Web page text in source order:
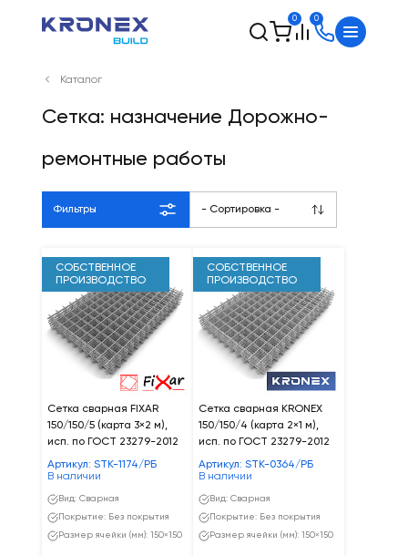
0 0
Каталог
Сетка: назначение Дорожно-
ремонтные работы
Фильтры - Сортировка -
СОБСТВЕННОЕ
ПРОИЗВОДСТВО
Сетка сварная FIXAR
150/150/5 (карта 3×2 м),
исп. по ГОСТ 23279-2012
Артикул: STK-1174/РБ
В наличии
Вид: Сварная
Покрытие: Без покрытия
Размер ячейки (мм): 150×150
СОБСТВЕННОЕ
ПРОИЗВОДСТВО
Сетка сварная KRONEX
150/150/4 (карта 2×1 м),
исп. по ГОСТ 23279-2012
Артикул: STK-0364/РБ
В наличии
Вид: Сварная
Покрытие: Без покрытия
Размер ячейки (мм): 150×150